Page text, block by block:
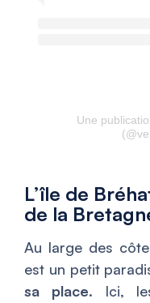
Une
L’île de
de la
Au large des
est un petit
sa place. Ici,